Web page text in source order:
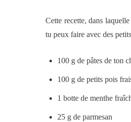
Cette recette, dans
tu peux faire avec des
100 g de pâtes de ton
100 g de petits pois
1 botte de menthe
25 g de parmesan